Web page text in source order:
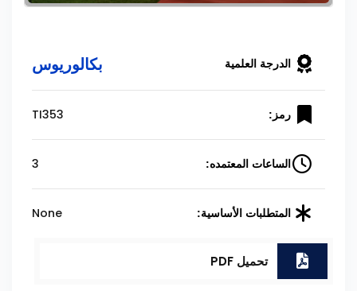
الدرجة العلمية بكالوريوس
رمز: TI353
الساعات المعتمده: 3
المتطلبات الأساسية: None
تحميل PDF